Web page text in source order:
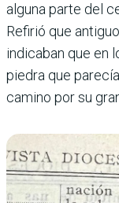
alguna parte del
Refirió que
indicaban que en
piedra que
camino por su